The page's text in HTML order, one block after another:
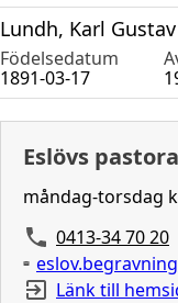
Lundh, Karl
Födelsedatum
1891-03-17
Eslövs
måndag-torsdag
0413-34 70 20
Länk till